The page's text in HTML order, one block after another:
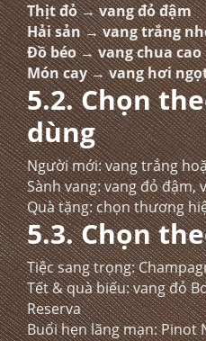
Thịt đỏ → vang đỏ đậm
Hải sản → vang trắng
Đồ béo → vang chua cao
Món cay → vang hơi
5.2. Chọn
dùng
Người mới: vang trắng
Sành vang: vang đỏ đậm,
Quà tặng: chọn thương
5.3. Chọn
Tiệc sang trọng:
Tết & quà biếu: vang đỏ
Reserva
Buổi hẹn lãng mạn: Pinot